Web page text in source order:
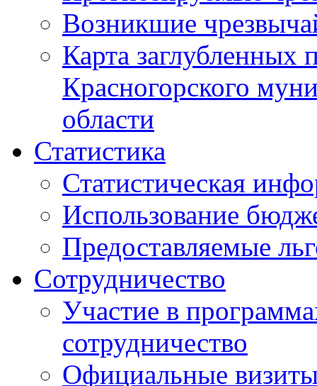
Возникшие
Карта
Красногорского
области
Статистика
Статистическая
Использование
Предоставляемые
Сотрудничество
Участие в
сотрудничество
Официальные